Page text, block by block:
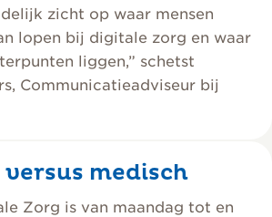
zicht op waar mensen
lopen bij digitale zorg en waar
liggen,” schetst
Communicatieadviseur bij
versus medisch
Zorg is van maandag tot en